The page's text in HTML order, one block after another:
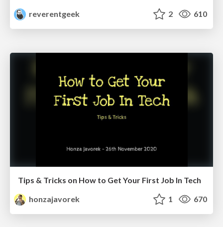
reverentgeek
2 610
Tips & Tricks on How to Get Your First Job In Tech
honzajavorek
1 670